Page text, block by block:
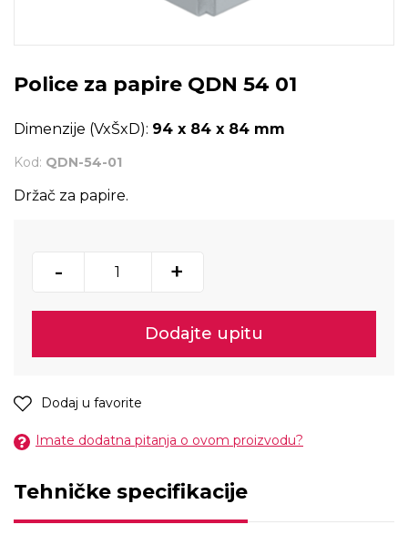
Police za papire QDN 54 01
Dimenzije (VxŠxD): 94 x 84 x 84 mm
Kod: QDN-54-01
Držač za papire.
- +
Dodajte upitu
Dodaj u favorite
Imate dodatna pitanja o ovom proizvodu?
Tehničke specifikacije